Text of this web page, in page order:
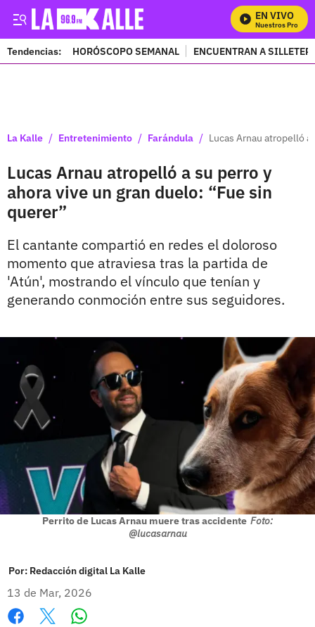
EN VIVO
Mira Todos Nuestros
Tendencias: HORÓSCOPO SEMANAL ENCUENTRAN A
La Kalle / Entretenimiento / Farándula / Lucas Arnau atropelló
Lucas Arnau atropelló a su perro y
ahora vive un gran duelo: “Fue sin
querer”
El cantante compartió en redes el doloroso
momento que atraviesa tras la partida de
'Atún', mostrando el vínculo que tenían y
generando conmoción entre sus seguidores.
Perrito de Lucas Arnau muere tras accidente Foto:
@lucasarnau
Por: Redacción digital La Kalle
13 de Mar, 2026